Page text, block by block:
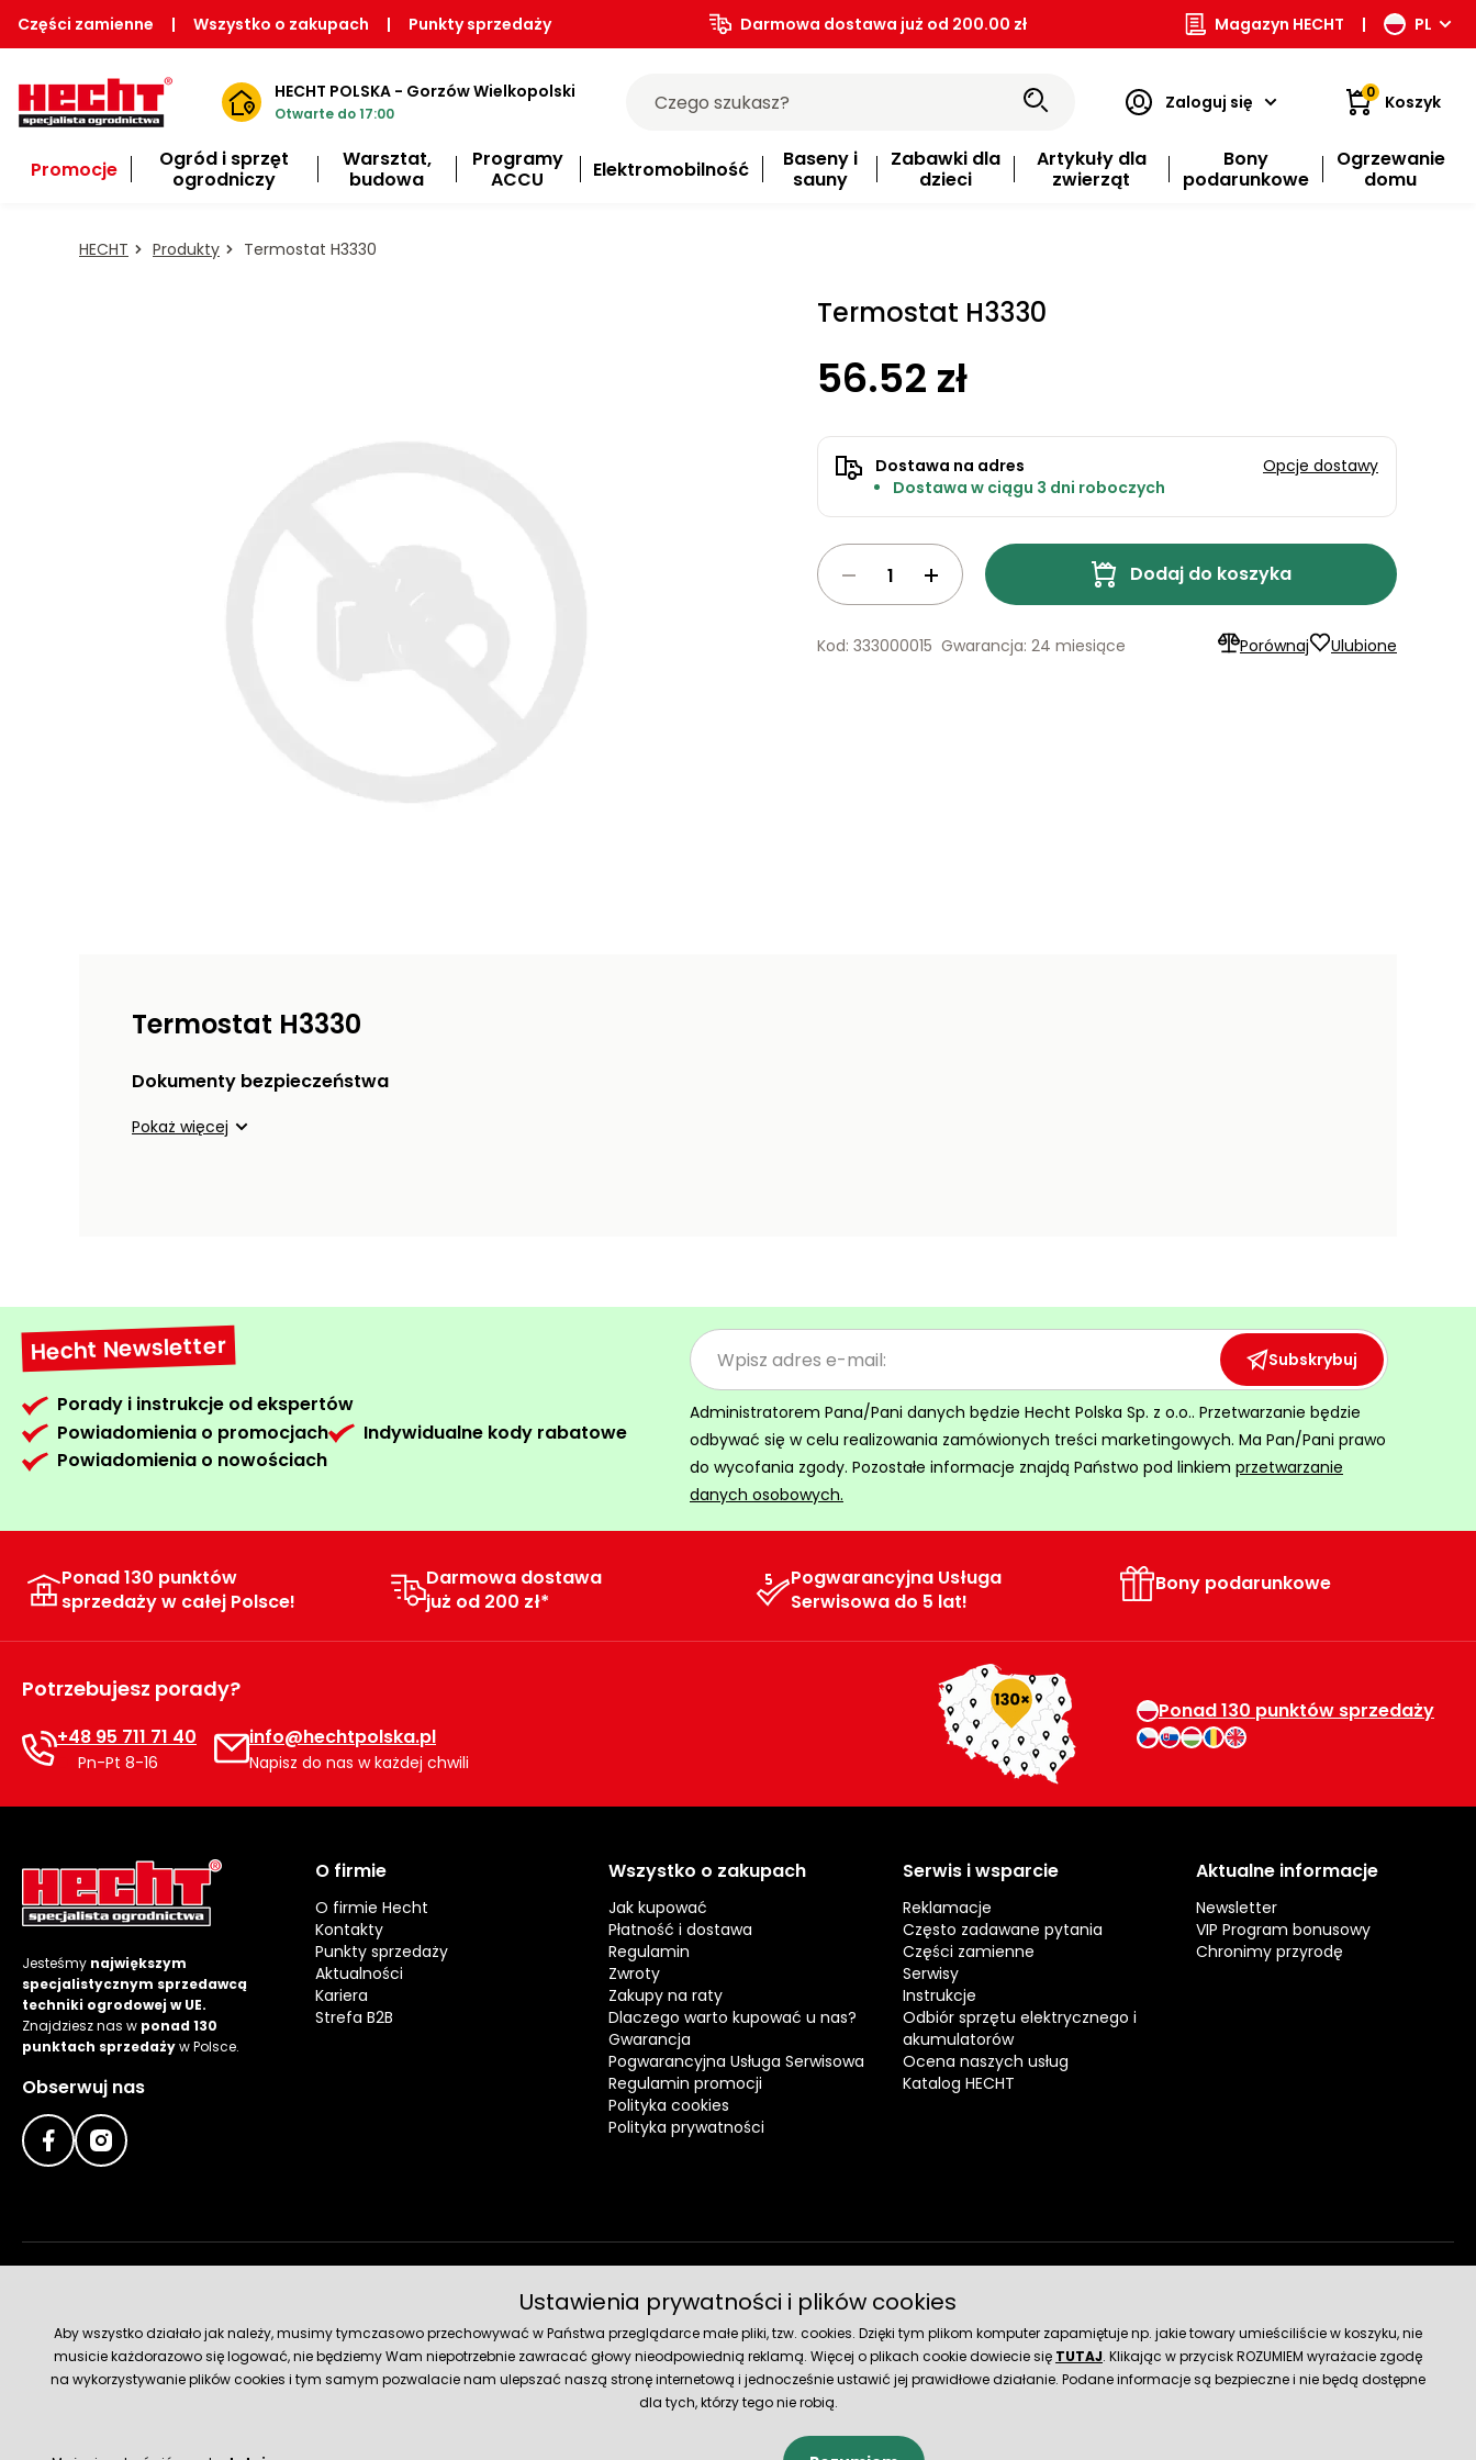
Części zamienne | Wszystko o zakupach | Punkty sprzedaży Darmowa dostawa już od 200.00 zł Magazyn HECHT | PL
HECHT POLSKA - Gorzów Wielkopolski
Otwarte do 17:00
Zaloguj się 0 Koszyk
Promocje
Ogród i sprzęt
ogrodniczy
Warsztat,
budowa
Programy
ACCU
Elektromobilność
Baseny i
sauny
Zabawki dla
dzieci
Artykuły dla
zwierząt
Bony
podarunkowe
Ogrzewanie
domu
HECHT Produkty Termostat H3330
Termostat H3330
56.52 zł
Dostawa na adres
Dostawa w ciągu 3 dni roboczych
Opcje dostawy
Dodaj do koszyka
Porównaj Ulubione
Kod: 333000015 Gwarancja: 24 miesiące
Termostat H3330
Dokumenty bezpieczeństwa
Pokaż więcej
Hecht Newsletter
Porady i instrukcje od ekspertów
Powiadomienia o promocjach
Indywidualne kody rabatowe
Powiadomienia o nowościach
Subskrybuj
Administratorem Pana/Pani danych będzie Hecht Polska Sp. z o.o.. Przetwarzanie będzie
odbywać się w celu realizowania zamówionych treści marketingowych. Ma Pan/Pani prawo
do wycofania zgody. Pozostałe informacje znajdą Państwo pod linkiem przetwarzanie
danych osobowych.
Ponad 130 punktów
sprzedaży w całej Polsce!
Darmowa dostawa
już od 200 zł*
Pogwarancyjna Usługa
Serwisowa do 5 lat!
Bony podarunkowe
Potrzebujesz porady?
+48 95 711 71 40
Pn-Pt 8-16
info@hechtpolska.pl
Napisz do nas w każdej chwili
Ponad 130 punktów sprzedaży
Jesteśmy największym
specjalistycznym sprzedawcą
techniki ogrodowej w UE.
Znajdziesz nas w ponad 130
punktach sprzedażyw Polsce.
Obserwuj nas
O firmie
O firmie Hecht
Kontakty
Punkty sprzedaży
Aktualności
Kariera
Strefa B2B
Wszystko o zakupach
Jak kupować
Płatność i dostawa
Regulamin
Zwroty
Zakupy na raty
Dlaczego warto kupować u nas?
Gwarancja
Pogwarancyjna Usługa Serwisowa
Regulamin promocji
Polityka cookies
Polityka prywatności
Serwis i wsparcie
Reklamacje
Często zadawane pytania
Części zamienne
Serwisy
Instrukcje
Odbiór sprzętu elektrycznego i
akumulatorów
Ocena naszych usług
Katalog HECHT
Aktualne informacje
Newsletter
VIP Program bonusowy
Chronimy przyrodę
Metody dostawy
Ustawienia prywatności i plików cookies
Aby wszystko działało jak należy, musimy tymczasowo przechowywać w Państwa przeglądarce małe pliki, tzw. cookies. Dzięki tym plikom komputer zapamiętuje np. jakie towary umieściliście w koszyku, nie
musicie każdorazowo się logować, nie będziemy Wam niepotrzebnie zawracać głowy nieodpowiednią reklamą. Więcej o plikach cookie dowiecie się TUTAJ. Klikając w przycisk ROZUMIEM wyrażacie zgodę
na wykorzystywanie plików cookies i tym samym pozwalacie nam ulepszać naszą stronę internetową i jednocześnie ustawić jej prawidłowe działanie. Podane informacje są bezpieczne i nie będą dostępne
dla tych, którzy tego nie robią.